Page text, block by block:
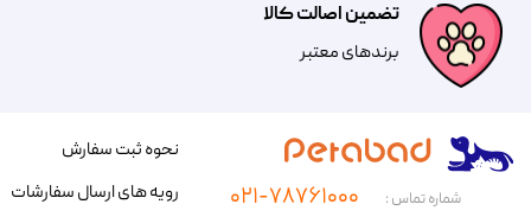
تضمین اصالت کالا
​​برندهای معتبر​​​​​​​
شماره تماس : ۰۲۱-۷۸۷۶۱۰۰۰
نحوه ثبت سفارش
رویه های ارسال سفارشات